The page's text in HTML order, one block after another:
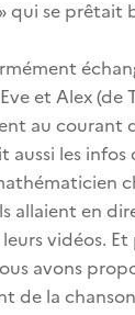
qui se prêtait
et Alex (de
au courant
aussi les
allaient en
vidéos.
avons
de la